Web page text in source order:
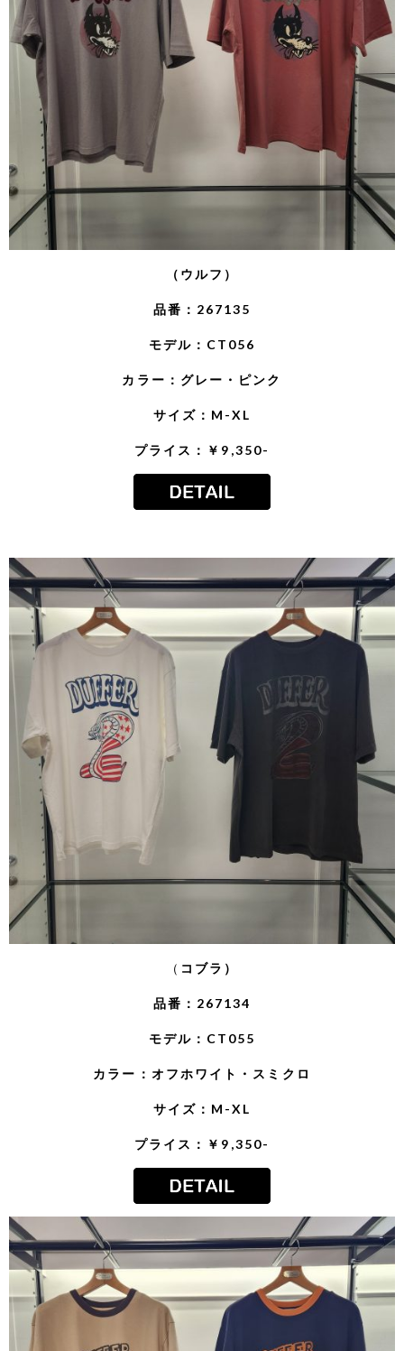
（ウルフ）
品番：267135
モデル：CT056
カラー：グレー・ピンク
サイズ：M-XL
プライス：￥9,350-
（ コブラ）
品番：267134
モデル：CT055
カラー：オフホワイト・スミクロ
サイズ：M-XL
プライス：￥9,350-